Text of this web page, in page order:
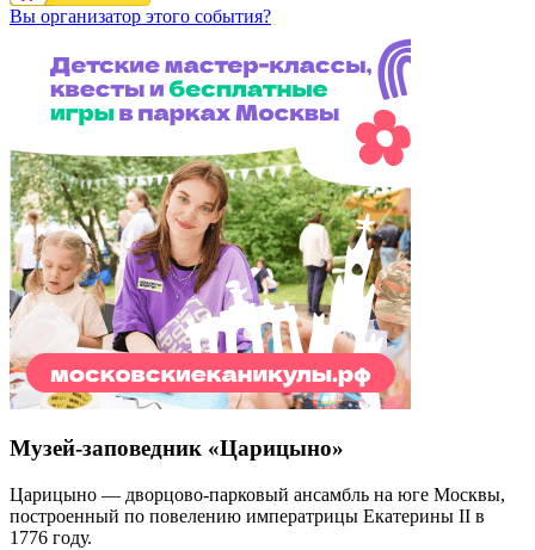
Вы организатор этого события?
Музей-заповедник «Царицыно»
Царицыно — дворцово-парковый ансамбль на юге Москвы,
построенный по повелению императрицы Екатерины II в
1776 году.